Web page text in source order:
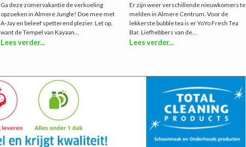
Ga deze zomervakantie de verkoeling
opzoeken in Almere Jungle! Doe mee met
A-Jay en beleef spetterend plezier. Let op,
want de Tempel van Kayaan...
Lees verder...
Er zijn weer verschillende nieuwkomers te
melden in Almere Centrum. Voor de
lekkerste bubble tea is er YoYo Fresh Tea
Bar. Liefhebbers van de...
Lees verder...